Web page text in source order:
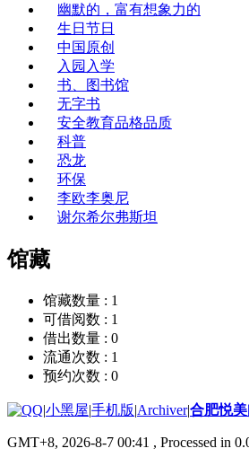
幽默的，富有想象力的
生日节日
中国原创
入园入学
书、图书馆
无字书
安全教育品格品质
科普
恐龙
环保
李欧李奥尼
谢尔希尔弗斯坦
馆藏
馆藏数量 : 1
可借阅数 : 1
借出数量 : 0
流通次数 : 1
预约次数 : 0
|小黑屋|手机版|Archiver|合肥悦
GMT+8, 2026-8-7 00:41 , Processed in